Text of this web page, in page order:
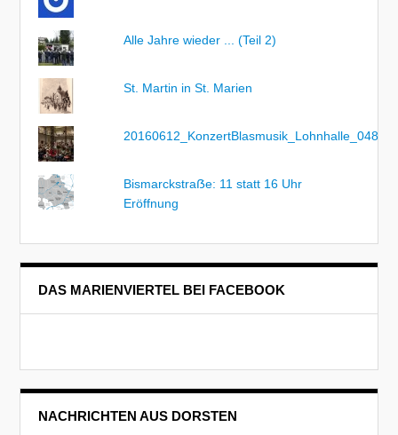
Alle Jahre wieder ... (Teil 2)
St. Martin in St. Marien
20160612_KonzertBlasmusik_Lohnhalle_048
Bismarckstraẞe: 11 statt 16 Uhr
Eröffnung
DAS MARIENVIERTEL BEI FACEBOOK
NACHRICHTEN AUS DORSTEN